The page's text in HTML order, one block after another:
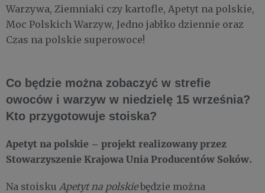
Warzywa, Ziemniaki czy kartofle, Apetyt na polskie,
Moc Polskich Warzyw, Jedno jabłko dziennie oraz
Czas na polskie superowoce!
Co będzie można zobaczyć w strefie
owoców i warzyw w niedzielę 15 września?
Kto przygotowuje stoiska?
Apetyt na polskie – projekt realizowany przez
Stowarzyszenie Krajowa Unia Producentów Soków.
Na stoisku Apetyt na polskiebędzie można